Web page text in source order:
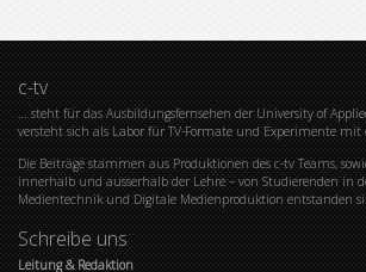
c-tv
… steht für das Ausbildungsfernsehen der University of
versteht sich als Labor für TV-Formate und Experimente
Die Beiträge stammen aus Produktionen des c-tv Teams,
innerhalb und ausserhalb der Lehre – von Studierenden in
Medientechnik und Digitale Medienproduktion entstanden
Schreibe uns
Leitung & Redaktion